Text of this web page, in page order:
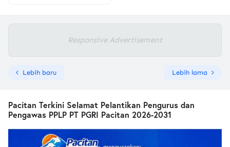
Responsive Advertisement
Lebih baru Lebih lama
Pacitan Terkini Selamat Pelantikan Pengurus dan
Pengawas PPLP PT PGRI Pacitan 2026-2031